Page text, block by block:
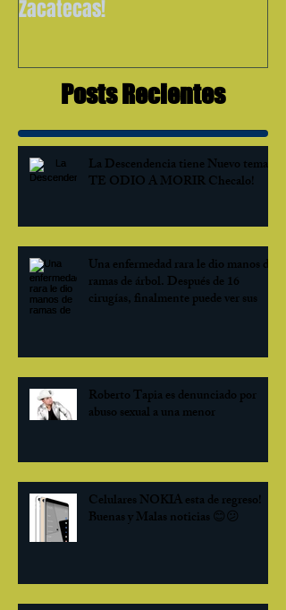
Zacatecas!
Posts Recientes
La Descendencia tiene Nuevo tema!
TE ODIO A MORIR Checalo!
Una enfermedad rara le dio manos de
ramas de árbol. Después de 16
cirugías, finalmente puede ver sus
Roberto Tapia es denunciado por
abuso sexual a una menor
Celulares NOKIA esta de regreso!
Buenas y Malas noticias 😊😕